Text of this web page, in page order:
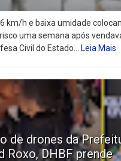
km/h e baixa umidade
uma semana após
Civil do Estado... Leia Mais
de drones da
Roxo, DHBF prende